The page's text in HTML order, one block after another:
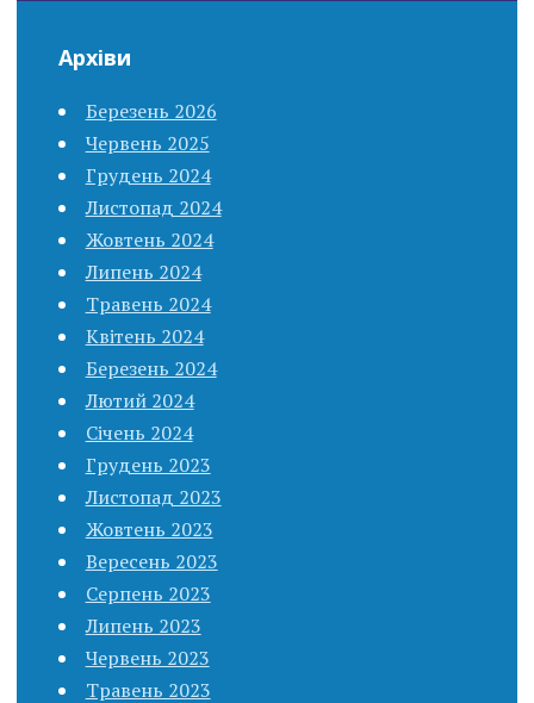
Архіви
Березень 2026
Червень 2025
Грудень 2024
Листопад 2024
Жовтень 2024
Липень 2024
Травень 2024
Квітень 2024
Березень 2024
Лютий 2024
Січень 2024
Грудень 2023
Листопад 2023
Жовтень 2023
Вересень 2023
Серпень 2023
Липень 2023
Червень 2023
Травень 2023